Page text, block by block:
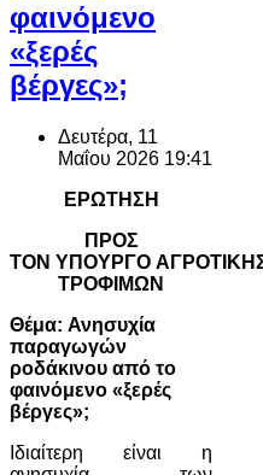
φαινόμενο
«ξερές
βέργες»;
Δευτέρα, 11
Μαΐου 2026 19:41
ΕΡΩΤΗΣΗ
ΠΡΟΣ
ΤΟΝ ΥΠΟΥΡΓΟ
ΤΡΟΦΙΜΩΝ
Θέμα: Ανησυχία
παραγωγών
ροδάκινου από το
φαινόμενο «ξερές
βέργες»;
Ιδιαίτερη είναι η